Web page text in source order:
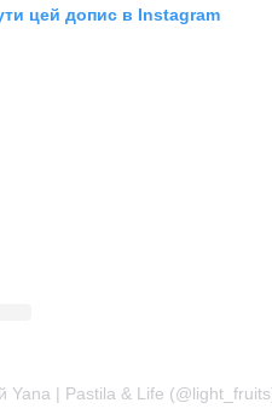
цей допис в Instagram
Yana | Pastila & Life